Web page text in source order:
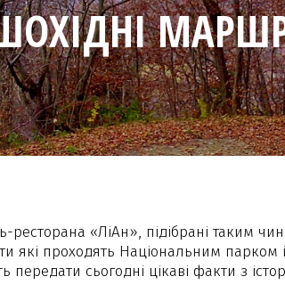
ресторана «ЛіАн», підібрані
які проходять Національним
сьогодні цікаві факти з